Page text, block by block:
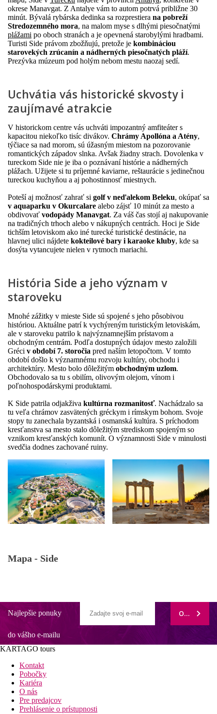
okrese Manavgat. Z Antalye vám to autom potrvá približne 30
minút. Bývalá rybárska dedinka sa rozprestiera na pobreží
Stredozemného mora, na malom myse s dlhými piesočnatými
plážami po oboch stranách a je opevnená starobylými hradbami.
Turisti Side právom zbožňujú, pretože je kombináciou
starovekých zrúcanín a nádherných piesočnatých pláží.
Prezývka múzeum pod holým nebom mestu naozaj sedí.
Uchvátia vás historické skvosty i
zaujímavé atrakcie
V historickom centre vás uchváti impozantný amfiteáter s
kapacitou niekoľko tisíc divákov. Chrámy Apollóna a Atény,
týčiace sa nad morom, sú úžasným miestom na pozorovanie
romantických západov slnka. Avšak žiadny strach. Dovolenka v
tureckom Side nie je iba o poznávaní histórie a nádherných
plážach. Užijete si tu príjemné kaviarne, reštaurácie s jedinečnou
tureckou kuchyňou a aj pohostinnosť miestnych.
Poteší aj možnosť zahrať si golf v neďalekom Beleku, okúpať sa
v aquaparku v Okurcalare alebo zájsť 10 minút za mesto a
obdivovať vodopády Manavgat. Za váš čas stojí aj nakupovanie
na tradičných trhoch alebo v nákupných centrách. Hoci je Side
tichším letoviskom ako iné turecké turistické destinácie, na
hlavnej ulici nájdete kokteilové bary i karaoke kluby, kde sa
dosýta vytancujete nielen v rytmoch mariachi.
História Side a jeho význam v
staroveku
Mnohé zážitky v mieste Side sú spojené s jeho pôsobivou
históriou. Aktuálne patrí k vychýreným turistickým letoviskám,
ale v staroveku patrilo k najvýznamnejším prístavom a
obchodným centrám. Podľa dostupných údajov mesto založili
Gréci v období 7. storočia pred naším letopočtom. V tomto
období došlo k významnému rozvoju kultúry, obchodu i
architektúry. Mesto bolo dôležitým obchodným uzlom.
Obchodovalo sa tu s obilím, olivovým olejom, vínom i
poľnohospodárskymi produktami.
K Side patrila odjakživa kultúrna rozmanitosť. Nachádzalo sa
tu veľa chrámov zasvätených gréckym i rímskym bohom. Svoje
stopy tu zanechala byzantská i osmanská kultúra. S príchodom
kresťanstva sa mesto stalo dôležitým strediskom spojeným so
vznikom kresťanských komunít. O významnosti Side v minulosti
svedčia dodnes zachované ruiny.
Mapa - Side
Najlepšie ponuky
do vášho e-mailu
ODOBERAŤ
KARTAGO tours
Kontakt
Pobočky
Kariéra
O nás
Pre predajcov
Prehlásenie o prístupnosti